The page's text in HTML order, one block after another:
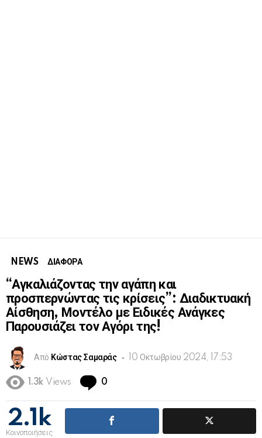
NEWS ΔΙΑΦΟΡΑ
“Αγκαλιάζοντας την αγάπη και
προσπερνώντας τις κρίσεις”: Διαδικτυακή
Αίσθηση, Μοντέλο με Ειδικές Ανάγκες
Παρουσιάζει τον Αγόρι της!
Από Κώστας Σαμαράς 10 Οκτωβρίου 2024, 17:53
1.3k Views 0
2.1k
Κοινοποιήσεις